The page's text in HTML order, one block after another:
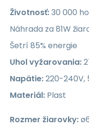
Životnosť:30 000
Náhrada za 81W
Šetrí 85% energie
Uhol vyžarovania:
Napätie:220-240V,
Materiál: Plast
Rozmer žiarovky: